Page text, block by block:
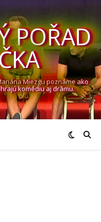
POŘAD
Miezgu poznáme ako
komédiu aj drámu.